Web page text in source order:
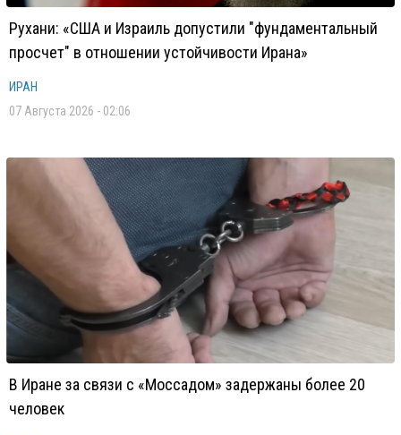
Рухани: «США и Израиль допустили "фундаментальный
просчет" в отношении устойчивости Ирана»
ИРАН
07 Августа 2026 - 02:06
В Иране за связи с «Моссадом» задержаны более 20
человек